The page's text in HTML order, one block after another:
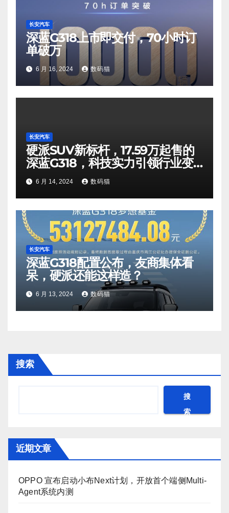
长安汽车
深蓝G318上市即交付，70小时订
单破万
6 月 16, 2024 数码猫
长安汽车
硬派SUV新标杆，17.59万起售的
深蓝G318，科技实力引领行业变
革6 月 14, 2024 数码猫
长安汽车
深蓝G318配置公布，友商集体看
呆，硬派还能这样造？
6 月 13, 2024 数码猫
搜索
搜
索
近期文章
OPPO 宣布启动小布Next计划，开放首个端侧Multi-
Agent系统内测